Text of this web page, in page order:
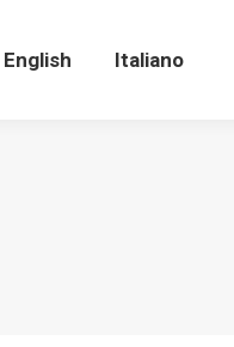
English Italiano